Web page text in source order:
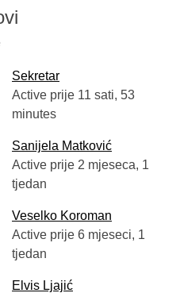
Sekretar
Active prije 11 sati, 53
minutes
Sanijela Matković
Active prije 2 mjeseca, 1
tjedan
Veselko Koroman
Active prije 6 mjeseci, 1
tjedan
Elvis Ljajić